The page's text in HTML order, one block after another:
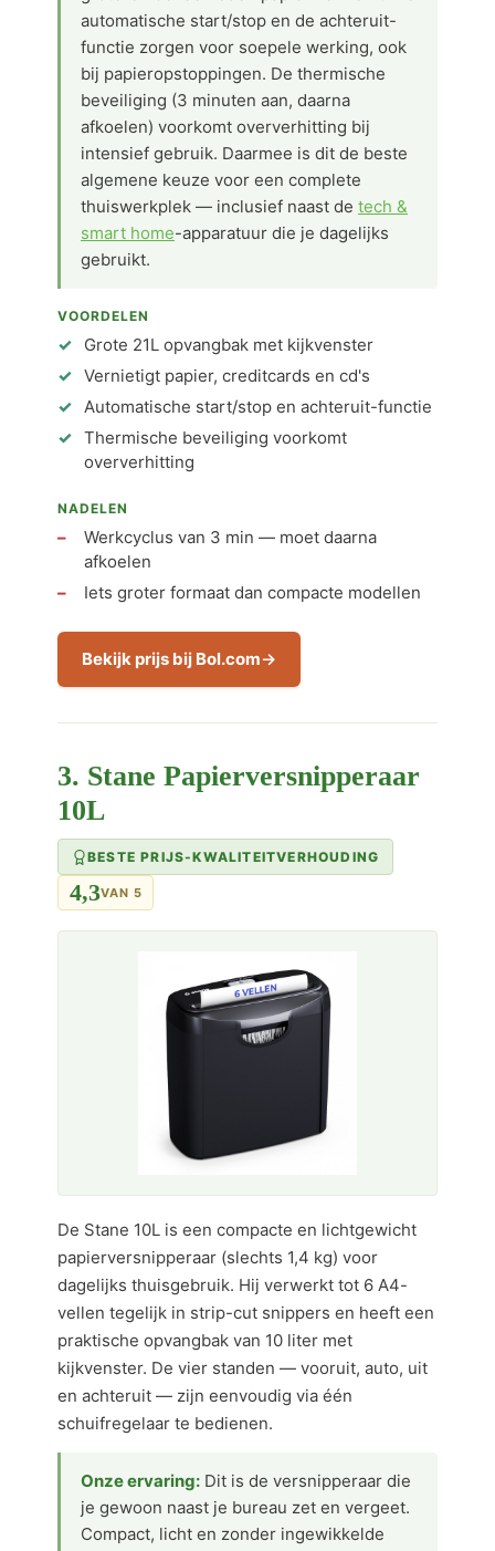
automatische start/stop en de achteruit-
functie zorgen voor soepele werking, ook
bij papieropstoppingen. De thermische
beveiliging (3 minuten aan, daarna
afkoelen) voorkomt oververhitting bij
intensief gebruik. Daarmee is dit de beste
algemene keuze voor een complete
thuiswerkplek — inclusief naast de tech &
smart home-apparatuur die je dagelijks
gebruikt.
VOORDELEN
Grote 21L opvangbak met kijkvenster
Vernietigt papier, creditcards en cd's
Automatische start/stop en achteruit-functie
Thermische beveiliging voorkomt
oververhitting
NADELEN
Werkcyclus van 3 min — moet daarna
afkoelen
Iets groter formaat dan compacte modellen
Bekijk prijs bij Bol.com
3. Stane Papierversnipperaar
10L
BESTE PRIJS-KWALITEITVERHOUDING
4,3VAN 5
De Stane 10L is een compacte en lichtgewicht
papierversnipperaar (slechts 1,4 kg) voor
dagelijks thuisgebruik. Hij verwerkt tot 6 A4-
vellen tegelijk in strip-cut snippers en heeft een
praktische opvangbak van 10 liter met
kijkvenster. De vier standen — vooruit, auto, uit
en achteruit — zijn eenvoudig via één
schuifregelaar te bedienen.
Onze ervaring: Dit is de versnipperaar die
je gewoon naast je bureau zet en vergeet.
Compact, licht en zonder ingewikkelde